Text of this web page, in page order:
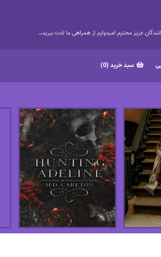
عزیز محترم امیدوارم از همراهی ما لذت ببرید…
سبد خرید (0)